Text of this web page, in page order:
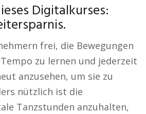
Digitalkurses:
frei, die Bewegungen
zu lernen und jederzeit
anzusehen, um sie zu
nützlich ist die
Tanzstunden anzuhalten,